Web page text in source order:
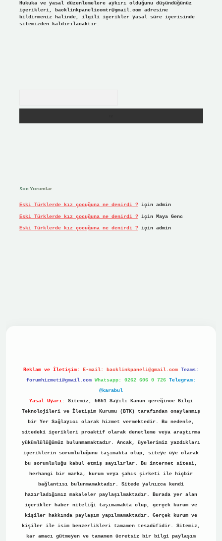
Hukuka ve yasal düzenlemelere aykırı olduğunu düşündüğünüz
içerikleri, backlinkpanelicomtr@gmail.comadresine
bildirmeniz halinde, ilgili içerikler yasal süre içerisinde
sitemizden kaldırılacaktır.
Son Yorumlar
Eski Türklerde kız çocuğuna ne denirdi ?için admin
Eski Türklerde kız çocuğuna ne denirdi ?için Maya Genc
Eski Türklerde kız çocuğuna ne denirdi ?için admin
Reklam ve İletişim: E-mail: backlinkpaneli@gmail.com Teams:
forumhizmeti@gmail.com Whatsapp: 0262 606 0 726 Telegram:
@karabul
Yasal Uyarı:
Sitemiz, 5651 Sayılı Kanun gereğince Bilgi
Teknolojileri ve İletişim Kurumu (BTK) tarafından onaylanmış
bir Yer Sağlayıcı olarak hizmet vermektedir. Bu nedenle,
sitedeki içerikleri proaktif olarak denetleme veya araştırma
yükümlülüğümüz bulunmamaktadır. Ancak, üyelerimiz yazdıkları
içeriklerin sorumluluğunu taşımakta olup, siteye üye olarak
bu sorumluluğu kabul etmiş sayılırlar. Bu internet sitesi,
herhangi bir marka, kurum veya şahıs şirketi ile hiçbir
bağlantısı bulunmamaktadır. Sitede yalnızca kendi
hazırladığımız makaleler paylaşılmaktadır. Burada yer alan
içerikler haber niteliği taşımamakta olup, gerçek kurum ve
kişiler hakkında paylaşım yapılmamaktadır. Gerçek kurum ve
kişiler ile isim benzerlikleri tamamen tesadüfidir. Sitemiz,
kar amacı gütmeyen ve tamamen ücretsiz bir bilgi paylaşım